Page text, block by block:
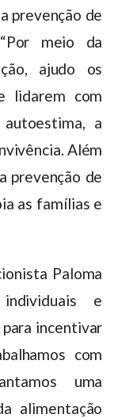
prevenção de
meio da
ajudo os
lidarem com
a
Além
prevenção de
as famílias e
Paloma
e
incentivar
com
uma
alimentação